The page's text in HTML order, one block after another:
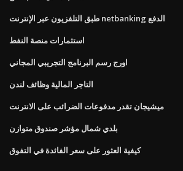
طبق التلفزيون عبر الإنترنت netbanking الدفع
استثمارات منصة النفط
اورج رسم البرنامج التجريبي المجاني
التاجر المالية وظائف لندن
ميشيجان تقدر مدفوعات الضرائب على الانترنت
بلدي شمال مؤشر صندوق متوازن
كيفية العثور على سعر الفائدة في التفوق